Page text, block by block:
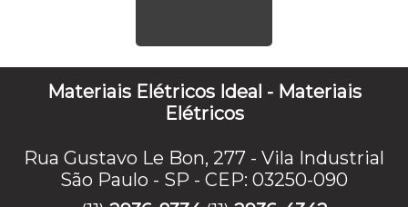
Materiais Elétricos Ideal - Materiais
Elétricos
Rua Gustavo Le Bon, 277 - Vila Industrial
São Paulo - SP - CEP: 03250-090